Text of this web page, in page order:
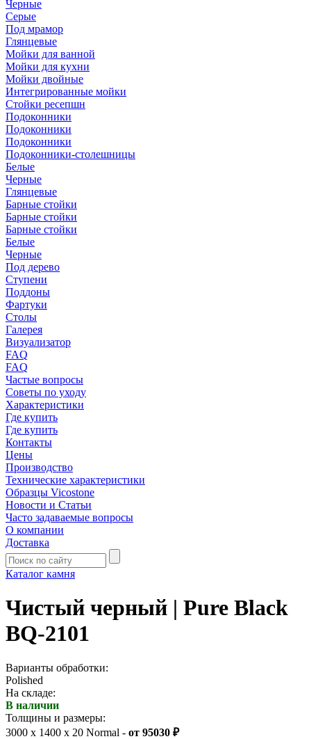
Черные
Серые
Под мрамор
Глянцевые
Мойки для ванной
Мойки для кухни
Мойки двойные
Интегрированные мойки
Стойки ресепшн
Подоконники
Подоконники
Подоконники
Подоконники-столешницы
Белые
Черные
Глянцевые
Барные стойки
Барные стойки
Барные стойки
Белые
Черные
Под дерево
Ступени
Поддоны
Фартуки
Столы
Галерея
Визуализатор
FAQ
FAQ
Частые вопросы
Советы по уходу
Характеристики
Где купить
Где купить
Контакты
Цены
Производство
Технические характеристики
Образцы Vicostone
Новости и Статьи
Часто задаваемые вопросы
О компании
Доставка
Каталог камня
Чистый черный | Pure Black
BQ-2101
Варианты обработки:
Polished
На складе:
В наличии
Толщины и размеры:
3000 x 1400 x 20 Normal - от 95030 ₽